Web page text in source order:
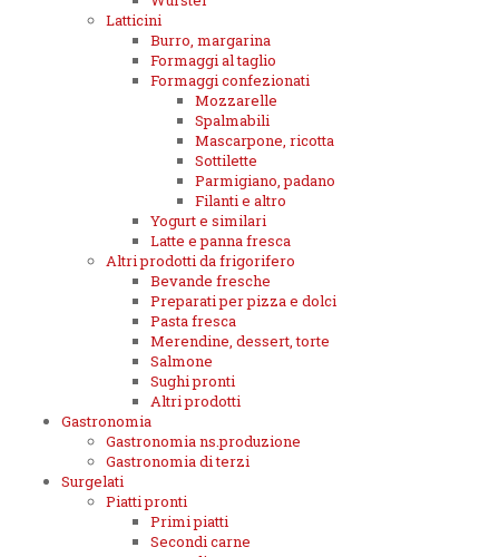
Latticini
Burro, margarina
Formaggi al taglio
Formaggi confezionati
Mozzarelle
Spalmabili
Mascarpone, ricotta
Sottilette
Parmigiano, padano
Filanti e altro
Yogurt e similari
Latte e panna fresca
Altri prodotti da frigorifero
Bevande fresche
Preparati per pizza e dolci
Pasta fresca
Merendine, dessert, torte
Salmone
Sughi pronti
Altri prodotti
Gastronomia
Gastronomia ns.produzione
Gastronomia di terzi
Surgelati
Piatti pronti
Primi piatti
Secondi carne